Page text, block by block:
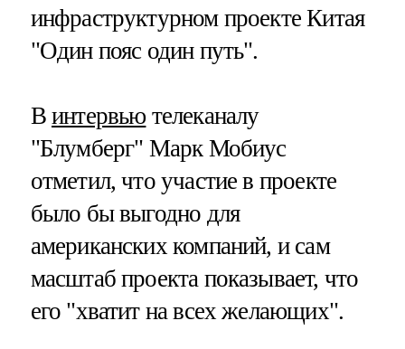
инфраструктурном проекте Китая
"Один пояс один путь".
В интервьютелеканалу
"Блумберг" Марк Мобиус
отметил, что участие в проекте
было бы выгодно для
американских компаний, и сам
масштаб проекта показывает, что
его "хватит на всех желающих".